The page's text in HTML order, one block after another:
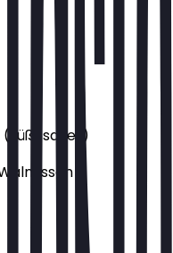
(süß-sauer)